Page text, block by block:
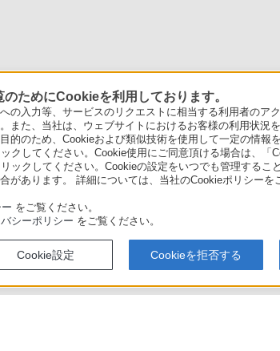
ためにCookieを利用しております。
の入力等、サービスのリクエストに相当する利用者のア
また、当社は、ウェブサイトにおけるお客様の利用状況
的のため、Cookieおよび類似技術を使用して一定の情報
クしてください。Cookie使用にご同意頂ける場合は、
ックしてください。Cookieの設定をいつでも管理する
があります。 詳細については、当社のCookieポリシー
をご覧ください。
シーポリシー をご覧ください。
Cookie設定 Cookieを拒否する